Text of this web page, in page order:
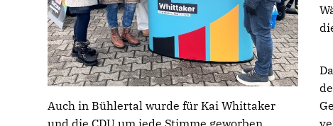
Auch in Bühlertal wurde für Kai Whittaker
und die CDU um jede Stimme geworben.